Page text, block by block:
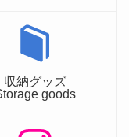
収納グッズ
goods